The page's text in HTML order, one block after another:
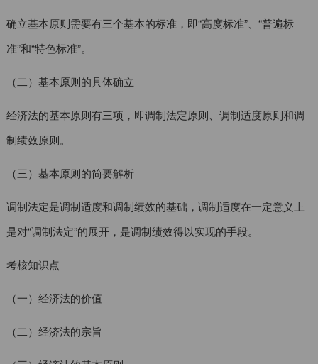
确立基本原则需要有三个基本的标准，即“高度标准”、“普遍标
准”和“特色标准”。
（二）基本原则的具体确立
经济法的基本原则有三项，即调制法定原则、调制适度原则和调
制绩效原则。
（三）基本原则的简要解析
调制法定是调制适度和调制绩效的基础，调制适度在一定意义上
是对“调制法定”的展开，是调制绩效得以实现的手段。
考核知识点
（一）经济法的价值
（二）经济法的宗旨